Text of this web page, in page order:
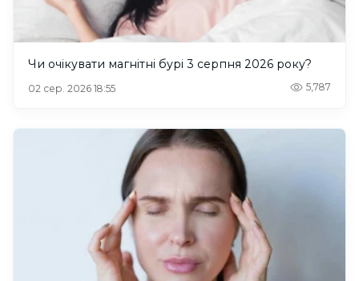
Чи очікувати магнітні бурі 3 серпня 2026 року?
02 сер. 2026 18:55 5,787